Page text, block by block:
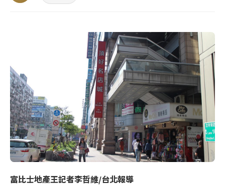
富比士地產王記者李哲維/台北報導